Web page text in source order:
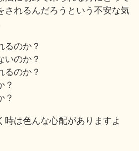
されるんだろうという不安な気
るのか？
いのか？
るのか？
？
？
時は色んな心配がありますよ